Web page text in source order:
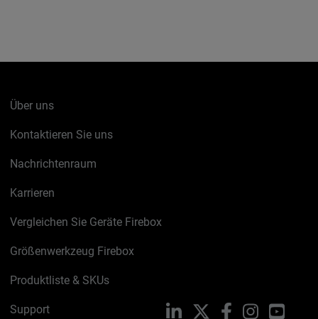
Über uns
Kontaktieren Sie uns
Nachrichtenraum
Karrieren
Vergleichen Sie Geräte Firebox
Größenwerkzeug Firebox
Produktliste & SKUs
Support LinkedIn FacebookInstagram